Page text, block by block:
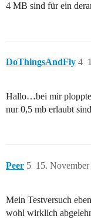
4 MB sind für ein
DoThingsAndFly 4
Hallo…bei mir ploppte
nur 0,5 mb erlaubt
Peer 15.
5
Mein Testversuch
wohl wirklich